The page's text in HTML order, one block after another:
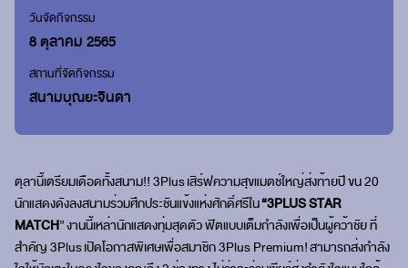
ตุลานี้เตรียมเดือดทั้งสนาม!! 3Plusเสิร์ฟความสุขแมตช์ใหญ่ส่งท้ายปี ขน 20
นักแสดงดังลงสนามร่วมศึกประชันแข้งแห่งศักดิ์ศรีใน“3PLUS STAR
MATCH”งานนี้เหล่านักแสดงทุ่มสุดตัว ฟิตแบบเต็มกำลังเพื่อเป็นผู้คว้าชัย ที่
สำคัญ 3Plusเปิดโอกาสพิเศษเพื่อสมาชิก 3Plus Premium!สามารถส่งกำลัง
วันจัดกิจกรรม
8 ตุลาคม 2565
สถานที่จัดกิจกรรม
สนามบุณยะจินดา